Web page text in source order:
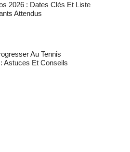
2026 : Dates Clés Et Liste
Attendus
Au Tennis
Astuces Et Conseils